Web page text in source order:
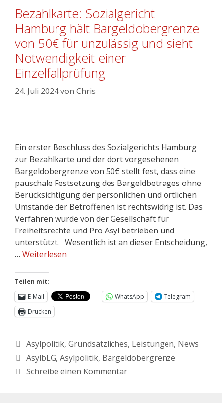
Bezahlkarte: Sozialgericht
Hamburg hält Bargeldobergrenze
von 50€ für unzulässig und sieht
Notwendigkeit einer
Einzelfallprüfung
24. Juli 2024von Chris
Ein erster Beschluss des Sozialgerichts Hamburg
zur Bezahlkarte und der dort vorgesehenen
Bargeldobergrenze von 50€ stellt fest, dass eine
pauschale Festsetzung des Bargeldbetrages ohne
Berücksichtigung der persönlichen und örtlichen
Umstände der Betroffenen ist rechtswidrig ist. Das
Verfahren wurde von der Gesellschaft für
Freiheitsrechte und Pro Asyl betrieben und
unterstützt. Wesentlich ist an dieser Entscheidung,
… Weiterlesen
Teilen mit:
E-Mail
WhatsApp
Telegram
Drucken
Asylpolitik, Grundsätzliches, Leistungen, News
AsylbLG, Asylpolitik, Bargeldobergrenze
Schreibe einen Kommentar